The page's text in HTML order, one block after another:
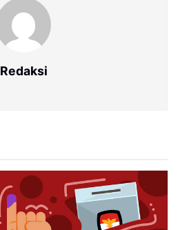
Redaksi